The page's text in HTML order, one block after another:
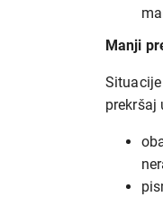
Manji
prekršaj